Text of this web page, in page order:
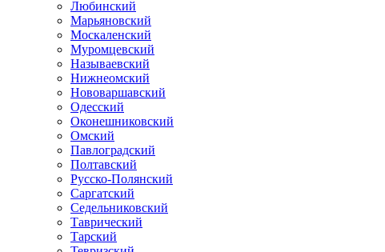
Любинский
Марьяновский
Москаленский
Муромцевский
Называевский
Нижнеомский
Нововаршавский
Одесский
Оконешниковский
Омский
Павлоградский
Полтавский
Русско-Полянский
Саргатский
Седельниковский
Таврический
Тарский